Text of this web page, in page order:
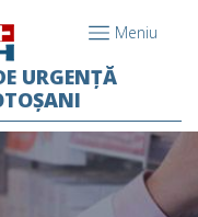
Meniu
URGENȚĂ